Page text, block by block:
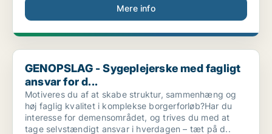
Mere info
GENOPSLAG - Sygeplejerske med fagligt ansvar for d...
GENOPSLAG - Sygeplejerske med fagligt
ansvar for d...
Motiveres du af at skabe struktur, sammenhæng og
høj faglig kvalitet i komplekse borgerforløb?Har du
interesse for demensområdet, og trives du med at
tage selvstændigt ansvar i hverdagen – tæt på d..